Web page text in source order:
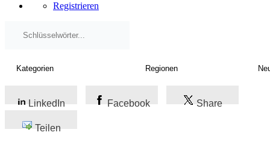
Registrieren
LinkedIn Facebook Share
Teilen